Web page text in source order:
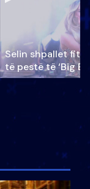
Selin shpallet
të pestë të ‘Big